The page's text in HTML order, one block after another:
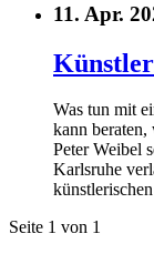
11. Apr.
Was tun mit
kann
Peter Weibel
Karlsruhe
Seite 1 von 1